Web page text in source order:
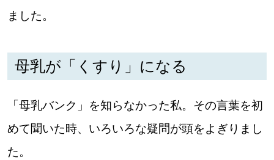
北海道で暮らす、あなたとつくる、
明日への”きっかけ”WEBマガジン
【道東のお気に入りを見つけたい】
ました。
母乳が「くすり」になる
「母乳バンク」を知らなかった私。その言葉を初
めて聞いた時、いろいろな疑問が頭をよぎりまし
た。